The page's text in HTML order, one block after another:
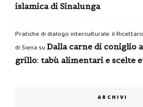
islamica di Sinalunga
Pratiche di dialogo interculturale: il
di Siena su Dalla carne di coniglio
grillo: tabù alimentari e scelte
ARCHIVI